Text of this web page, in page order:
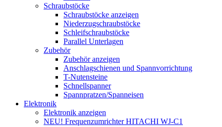
Schraubstöcke
Schraubstöcke anzeigen
Niederzugschraubstöcke
Schleifschraubstöcke
Parallel Unterlagen
Zubehör
Zubehör anzeigen
Anschlagschienen und Spannvorrichtung
T-Nutensteine
Schnellspanner
Spannpratzen/Spanneisen
Elektronik
Elektronik anzeigen
NEU! Frequenzumrichter HITACHI WJ-C1